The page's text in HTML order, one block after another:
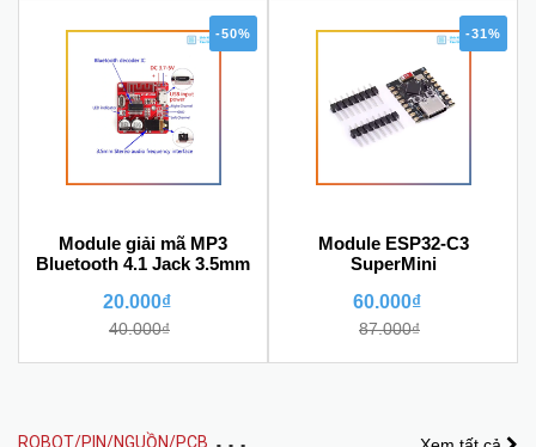
-50%
Module giải mã MP3
Bluetooth 4.1 Jack 3.5mm
20.000₫
40.000₫
-31%
Module ESP32-C3
SuperMini
60.000₫
87.000₫
R
OBOT/PIN/NGUỒN/PCB MẠCH IN